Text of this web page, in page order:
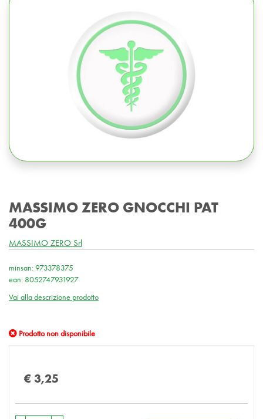
MASSIMO ZERO GNOCCHI PAT
400G
MASSIMO ZERO Srl
minsan: 973378375
ean: 8052747931927
Vai alla descrizione prodotto
Prodotto non disponibile
€ 3,25